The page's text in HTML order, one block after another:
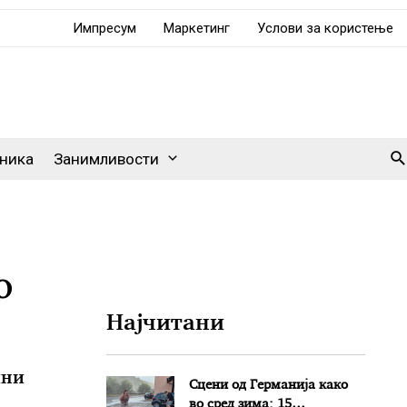
Импресум Маркетинг Услови за користење
Занимливости
Најчитани
Сцени од Германија како
во сред зима: 15